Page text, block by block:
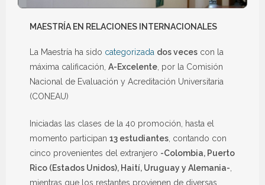
MAESTRÍA EN RELACIONES INTERNACIONALES
La Maestría ha sido categorizada dos veces con la
máxima calificación, A-Excelente , por la Comisión
Nacional de Evaluación y Acreditación Universitaria
(CONEAU)
Iniciadas las clases de la 40 promoción, hasta el
momento participan 13 estudiantes , contando con
cinco provenientes del extranjero -Colombia, Puerto
Rico (Estados Unidos), Haití, Uruguay y Alemania-
mientras que los restantes provienen de diversas